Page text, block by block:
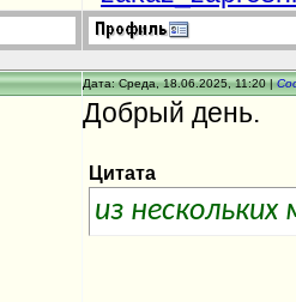
Дата: Среда, 18.06.2025, 11:20 |
Добрый день.
Цитата
из нескольких